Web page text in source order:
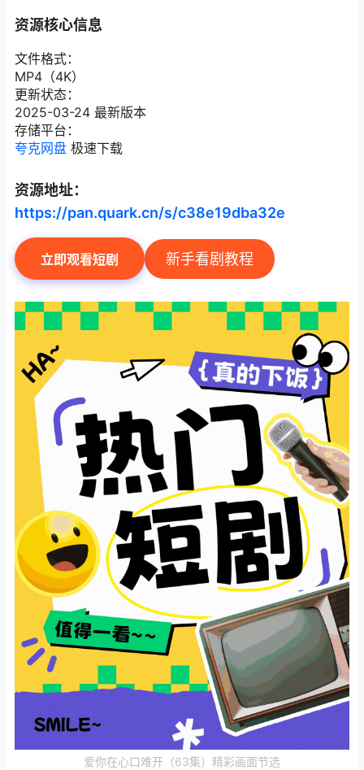
资源核心信息
文件格式：
MP4（4K）
更新状态：
2025-03-24 最新版本
存储平台：
夸克网盘 极速下载
资源地址：
https://pan.quark.cn/s/c38e19dba32e
立即观看短剧 新手看剧教程
爱你在心口难开（63集）精彩画面节选